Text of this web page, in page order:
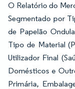
O Relatório do
Segmentado por
de Papelão
Tipo de Material
Utilizador Final
Domésticos e
Primária,